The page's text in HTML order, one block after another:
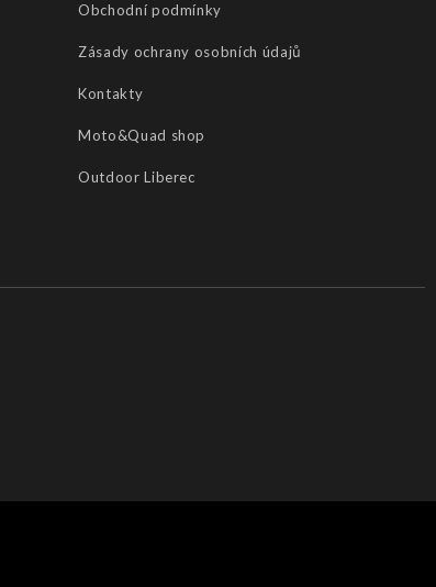
Obchodní podmínky
Zásady ochrany osobních údajů
Kontakty
Moto&Quad shop
Outdoor Liberec